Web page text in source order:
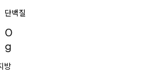
단백질
0
g
방